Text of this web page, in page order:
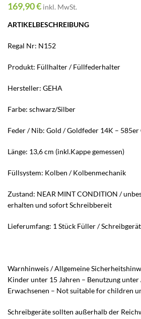
169,90€ inkl. MwSt.
ARTIKELBESCHREIBUNG
Regal Nr: N152
Produkt: Füllhalter / Füllfederhalter
Hersteller: GEHA
Farbe: schwarz/Silber
Feder / Nib: Gold / Goldfeder 14K – 585er
Länge: 13,6 cm (inkl.Kappe gemessen)
Füllsystem: Kolben / Kolbenmechanik
Zustand: NEAR MINT CONDITION /
erhalten und sofort Schreibbereit
Lieferumfang: 1 Stück Füller /
Warnhinweis / Allgemeine
Kinder unter 15 Jahren – Benutzung
Erwachsenen – Not suitable for children
Schreibgeräte sollten außerhalb der